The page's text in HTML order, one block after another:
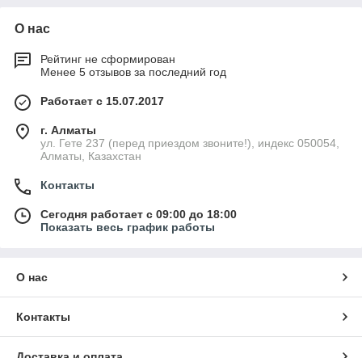
О нас
Рейтинг не сформирован
Менее 5 отзывов за последний год
Работает с 15.07.2017
г. Алматы
ул. Гете 237 (перед приездом звоните!), индекс 050054,
Алматы, Казахстан
Контакты
Сегодня работает с 09:00 до 18:00
Показать весь график работы
О нас
Контакты